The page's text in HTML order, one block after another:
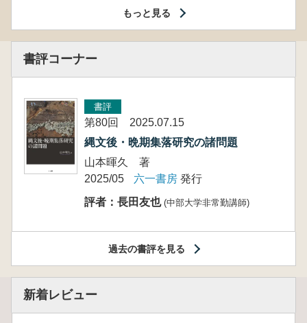
もっと見る
書評コーナー
書評
第80回 2025.07.15
縄文後・晩期集落研究の諸問題
山本暉久 著
2025/05
六一書房 発行
評者：長田友也 (中部大学非常勤講師)
過去の書評を見る
新着レビュー